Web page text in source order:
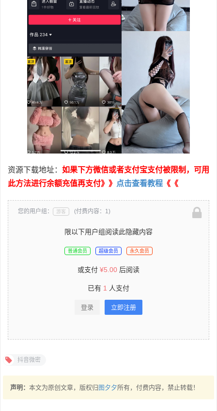
资源下载地址： 如果下方微信或者支付宝支付被限制，可用
此方法进行余额充值再支付》》 点击查看教程 《《
您的用户组： 游客 (付费内容：1)
限以下用户组阅读此隐藏内容
普通会员 超级会员 永久会员
或支付 ¥5.00 后阅读
已有 1 人支付
登录 立即注册
抖音微密
声明： 本文为原创文章，版权归 图夕夕所有，付费内容，禁止转载！